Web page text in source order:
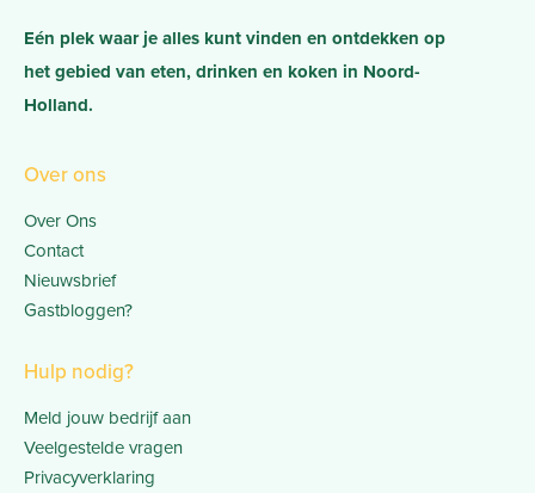
Eén plek waar je alles kunt vinden en ontdekken op
het gebied van eten, drinken en koken in Noord-
Holland.
Over ons
Over Ons
Contact
Nieuwsbrief
Gastbloggen?
Hulp nodig?
Meld jouw bedrijf aan
Veelgestelde vragen
Privacyverklaring